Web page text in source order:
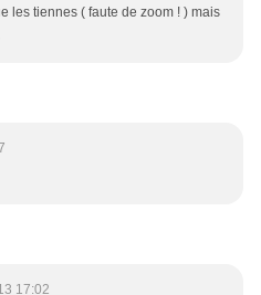
les tiennes ( faute de zoom ! ) mais
17:02